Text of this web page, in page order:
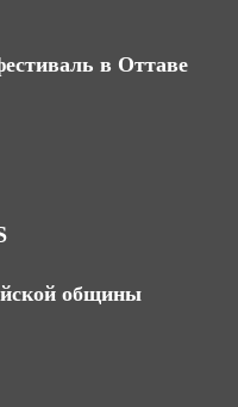
в Оттаве
общины